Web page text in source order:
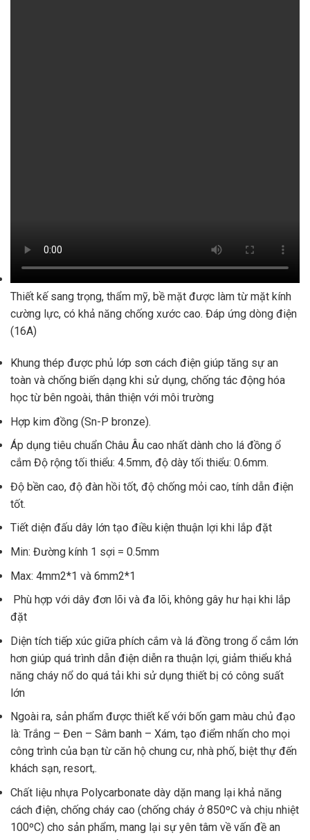
Thiết kế sang trọng, thẩm mỹ, bề mặt được làm từ mặt kính
cường lực, có khả năng chống xước cao. Đáp ứng dòng điện
(16A)
Khung thép được phủ lớp sơn cách điện giúp tăng sự an
toàn và chống biến dạng khi sử dụng, chống tác động hóa
học từ bên ngoài, thân thiện với môi trường
Hợp kim đồng (Sn-P bronze).
Áp dụng tiêu chuẩn Châu Âu cao nhất dành cho lá đồng ổ
cắm Độ rộng tối thiểu: 4.5mm, độ dày tối thiểu: 0.6mm.
Độ bền cao, độ đàn hồi tốt, độ chống mỏi cao, tính dẫn điện
tốt.
Tiết diện đấu dây lớn tạo điều kiện thuận lợi khi lắp đặt
Min: Đường kính 1 sợi = 0.5mm
Max: 4mm2*1 và 6mm2*1
Phù hợp với dây đơn lõi và đa lõi, không gây hư hại khi lắp
đặt
Diện tích tiếp xúc giữa phích cắm và lá đồng trong ổ cắm lớn
hơn giúp quá trình dẫn điện diễn ra thuận lợi, giảm thiểu khả
năng cháy nổ do quá tải khi sử dụng thiết bị có công suất
lớn
Ngoài ra, sản phẩm được thiết kế với bốn gam màu chủ đạo
là: Trắng – Đen – Sâm banh – Xám, tạo điểm nhấn cho mọi
công trình của bạn từ căn hộ chung cư, nhà phố, biệt thự đến
khách sạn, resort,.
Chất liệu nhựa Polycarbonate dày dặn mang lại khả năng
cách điện, chống cháy cao (chống cháy ở 850ºC và chịu nhiệt
100ºC) cho sản phẩm, mang lại sự yên tâm về vấn đề an